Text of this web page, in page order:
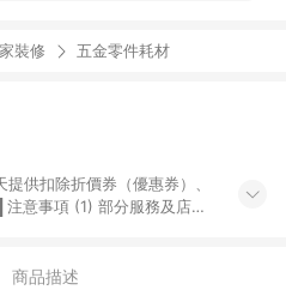
裝修 五金零件耗材
樂天KOBO電子書，請詳閱
商品描述